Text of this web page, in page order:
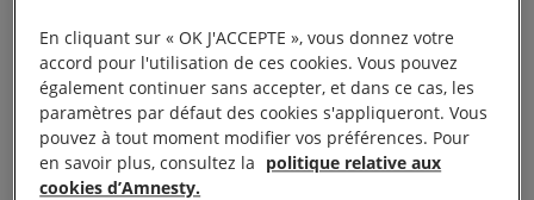
à 18 hParc de la Sèvre, au Chêne. Idéal pour faire
le plein de lecture à petits prix.
Contact et dons de livres
En cliquant sur « OK J'ACCEPTE », vous donnez votre
accord pour l'utilisation de ces cookies. Vous pouvez
également continuer sans accepter, et dans ce cas, les
paramètres par défaut des cookies s'appliqueront. Vous
pouvez à tout moment modifier vos préférences. Pour
en savoir plus, consultez la politique relative aux
cookies d’Amnesty.